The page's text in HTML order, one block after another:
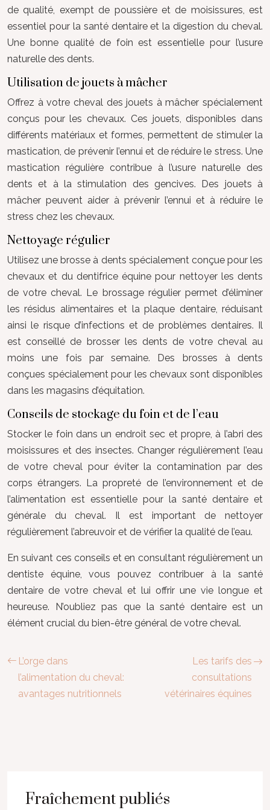
de qualité, exempt de poussière et de moisissures, est
essentiel pour la santé dentaire et la digestion du cheval.
Une bonne qualité de foin est essentielle pour l’usure
naturelle des dents.
Utilisation de jouets à mâcher
Offrez à votre cheval des jouets à mâcher spécialement
conçus pour les chevaux. Ces jouets, disponibles dans
différents matériaux et formes, permettent de stimuler la
mastication, de prévenir l’ennui et de réduire le stress. Une
mastication régulière contribue à l’usure naturelle des
dents et à la stimulation des gencives. Des jouets à
mâcher peuvent aider à prévenir l’ennui et à réduire le
stress chez les chevaux.
Nettoyage régulier
Utilisez une brosse à dents spécialement conçue pour les
chevaux et du dentifrice équine pour nettoyer les dents
de votre cheval. Le brossage régulier permet d’éliminer
les résidus alimentaires et la plaque dentaire, réduisant
ainsi le risque d’infections et de problèmes dentaires. Il
est conseillé de brosser les dents de votre cheval au
moins une fois par semaine. Des brosses à dents
conçues spécialement pour les chevaux sont disponibles
dans les magasins d’équitation.
Conseils de stockage du foin et de l’eau
Stocker le foin dans un endroit sec et propre, à l’abri des
moisissures et des insectes. Changer régulièrement l’eau
de votre cheval pour éviter la contamination par des
corps étrangers. La propreté de l’environnement et de
l’alimentation est essentielle pour la santé dentaire et
générale du cheval. Il est important de nettoyer
régulièrement l’abreuvoir et de vérifier la qualité de l’eau.
En suivant ces conseils et en consultant régulièrement un
dentiste équine, vous pouvez contribuer à la santé
dentaire de votre cheval et lui offrir une vie longue et
heureuse. N’oubliez pas que la santé dentaire est un
élément crucial du bien-être général de votre cheval.
L’orge dans
l’alimentation du cheval:
avantages nutritionnels
Les tarifs des
consultations
vétérinaires équines
Fraîchement publiés